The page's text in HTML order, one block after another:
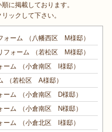
に掲載しております。
ックして下さい。
ォーム
（八幡西区 M様邸）
フォーム
（若松区 M様邸）
ーム
（小倉南区 I様邸）
（若松区 A様邸）
ーム
（小倉南区 D様邸）
ーム
（小倉南区 N様邸）
ーム
（小倉北区 I様邸）